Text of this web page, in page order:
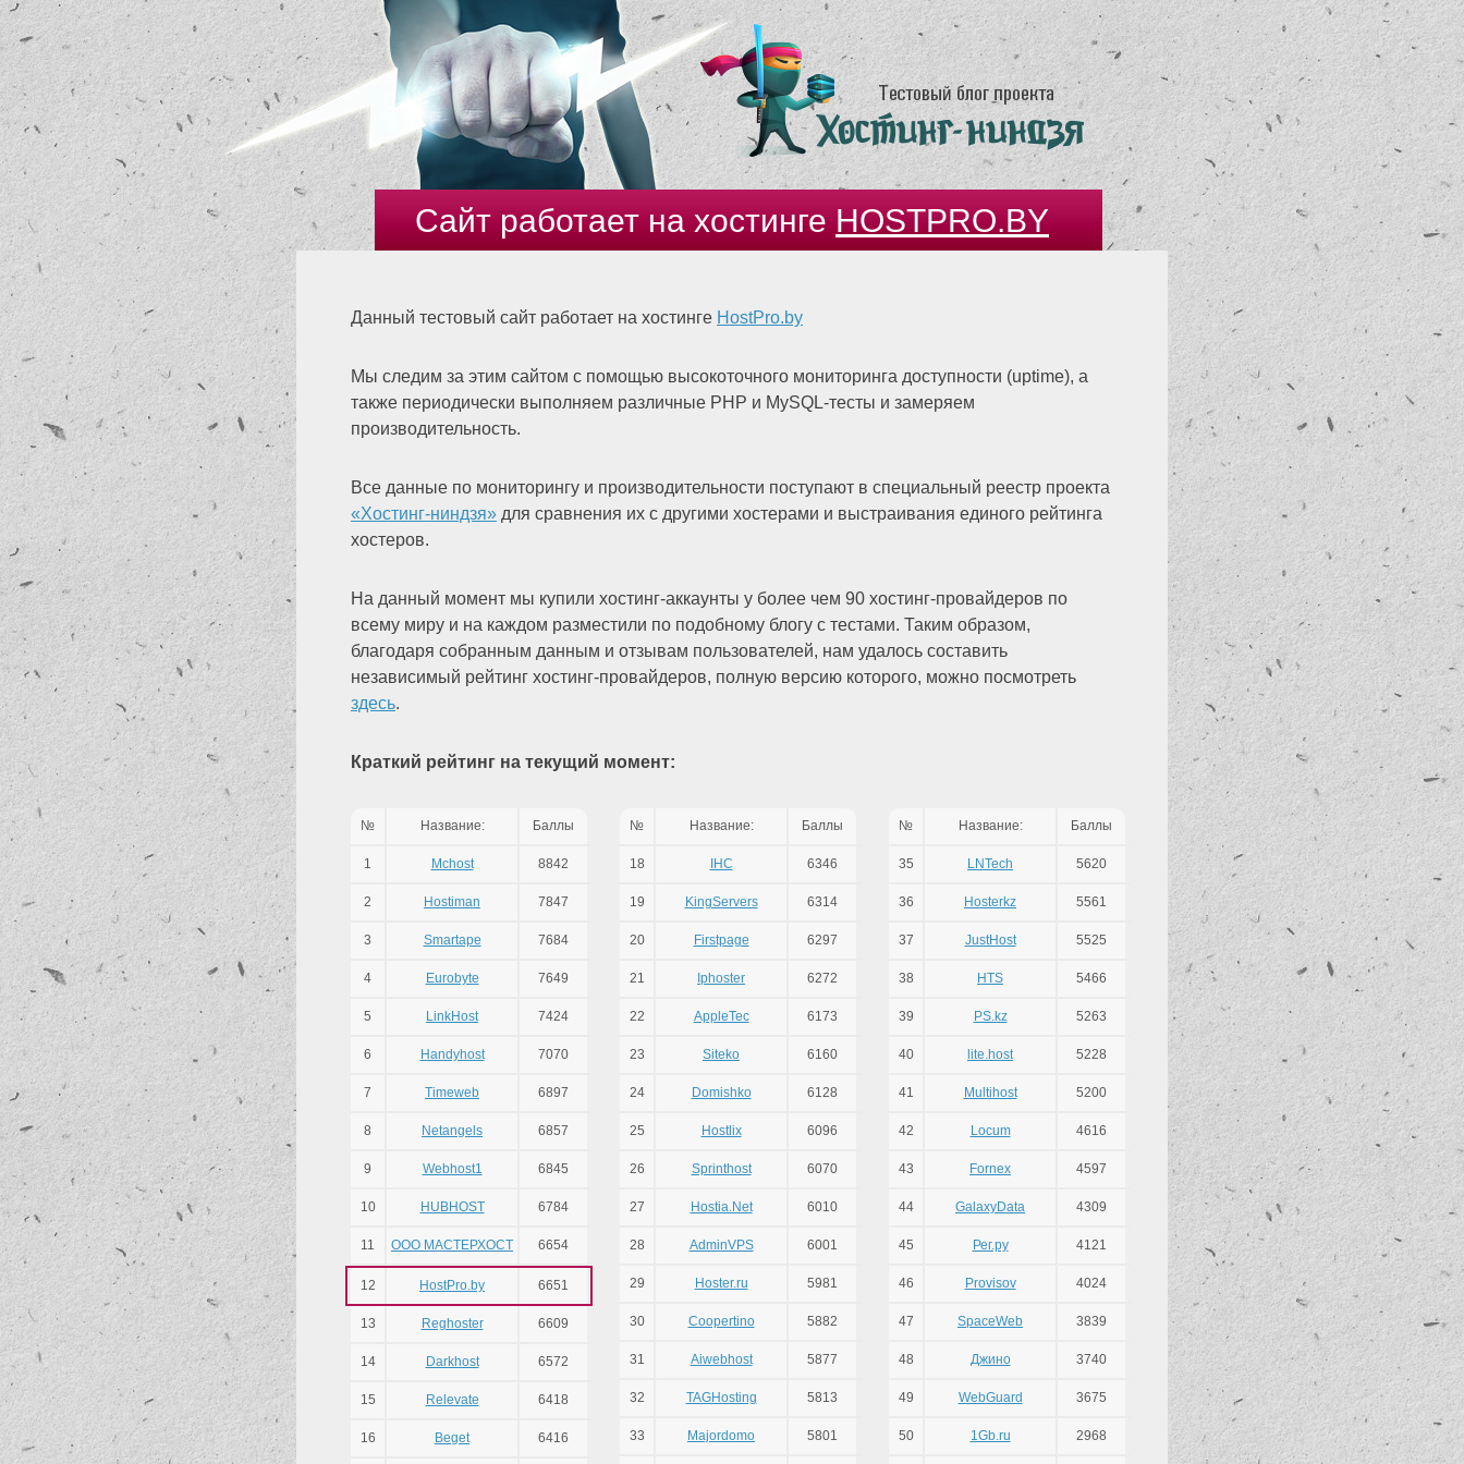
Сайт работает на хостинге HOSTPRO.BY
Данный тестовый сайт работает на хостинге HostPro.by
Мы следим за этим сайтом с помощью высокоточного мониторинга доступности (uptime), а
также периодически выполняем различные PHP и MySQL-тесты и замеряем
производительность.
Все данные по мониторингу и производительности поступают в специальный реестр проекта
«Хостинг-ниндзя» для сравнения их с другими хостерами и выстраивания единого рейтинга
хостеров.
На данный момент мы купили хостинг-аккаунты у более чем 90 хостинг-провайдеров по
всему миру и на каждом разместили по подобному блогу с тестами. Таким образом,
благодаря собранным данным и отзывам пользователей, нам удалось составить
независимый рейтинг хостинг-провайдеров, полную версию которого, можно посмотреть
здесь.
Краткий рейтинг на текущий момент:
№ Название: Баллы
1 Mchost 8842
2 Hostiman 7847
3 Smartape 7684
4 Eurobyte 7649
5 LinkHost 7424
6 Handyhost 7070
7 Timeweb 6897
8 Netangels 6857
9 Webhost1 6845
10 HUBHOST 6784
11 ООО МАСТЕРХОСТ 6654
12 HostPro.by 6651
13 Reghoster 6609
14 Darkhost 6572
15 Relevate 6418
16 Beget 6416
№ Название: Баллы
18 IHC 6346
19 KingServers 6314
20 Firstpage 6297
21 Iphoster 6272
22 AppleTec 6173
23 Siteko 6160
24 Domishko 6128
25 Hostlix 6096
26 Sprinthost 6070
27 Hostia.Net 6010
28 AdminVPS 6001
29 Hoster.ru 5981
30 Coopertino 5882
31 Aiwebhost 5877
32 TAGHosting 5813
33 Majordomo 5801
№ Название: Баллы
35 LNTech 5620
36 Hosterkz 5561
37 JustHost 5525
38 HTS 5466
39 PS.kz 5263
40 lite.host 5228
41 Multihost 5200
42 Locum 4616
43 Fornex 4597
44 GalaxyData 4309
45 Рег.ру 4121
46 Provisov 4024
47 SpaceWeb 3839
48 Джино 3740
49 WebGuard 3675
50 1Gb.ru 2968